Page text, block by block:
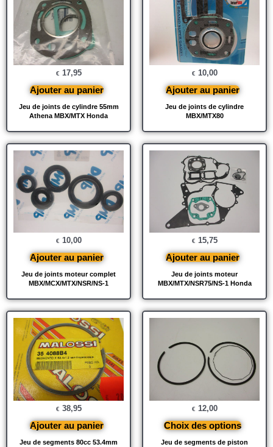
Jeu de joints de cylindre 55mm
Athena MBX/MTX Honda
€ 17,95
Ajouter au panier
Jeu de joints de cylindre
MBX/MTX80
€ 10,00
Ajouter au panier
Jeu de joints moteur complet
MBX/MCX/MTX/NSR/NS-1
€ 10,00
Ajouter au panier
Jeu de joints moteur
MBX/MTX/NSR75/NS-1 Honda
€ 15,75
Ajouter au panier
Jeu de segments 80cc 53.4mm
€ 38,95
Ajouter au panier
Jeu de segments de piston
€ 12,00
Choix des options